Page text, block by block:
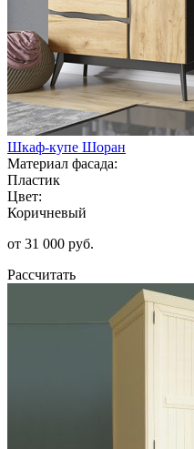
Шкаф-купе Шоран
Материал фасада:
Пластик
Цвет:
Коричневый
от 31 000 руб.
Рассчитать